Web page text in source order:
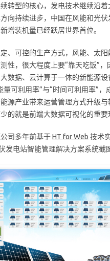
转型的核心，发电技术继续沿着
向持续进步，中国在风能和光伏
增装机量已经跃居世界首位。
、可控的生产方式，风能、太阳
性，很大程度上要“靠天吃饭”，
数据、云计算于一体的新能源设
量可利用率”与“时间可利用率”，
源产业带来运营管理方式升级与
的就是前端大数据可视化的重要
公司多年前基于HT for Web 技术
发电站智能管理解决方案系统截